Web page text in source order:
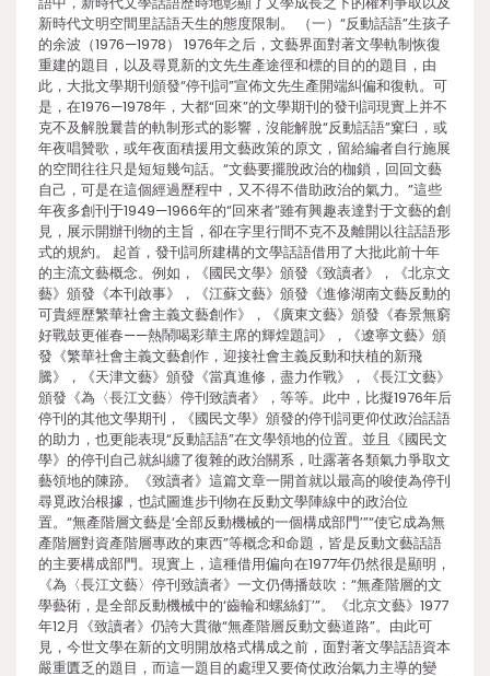
新時代文明空間里話語天生的態度限制。 （一）“反動話語”生孩子
的余波（1976—1978） 1976年之后，文藝界面對著文學軌制恢復
重建的題目，以及尋覓新的文先生產途徑和標的目的的題目，由
此，大批文學期刊頒發“停刊詞”宣佈文先生產開端糾偏和復軌。可
是，在1976—1978年，大都“回來”的文學期刊的發刊詞現實上并不
克不及解脫曩昔的軌制形式的影響，沒能解脫“反動話語”窠臼，或
年夜唱贊歌，或年夜面積援用文藝政策的原文，留給編者自行施展
的空間往往只是短短幾句話。“文藝要擺脫政治的枷鎖，回回文藝
自己，可是在這個經過歷程中，又不得不借助政治的氣力。”這些
年夜多創刊于1949—1966年的“回來者”雖有興趣表達對于文藝的創
見，展示開辦刊物的主旨，卻在字里行間不克不及離開以往話語形
式的規約。 起首，發刊詞所建構的文學話語借用了大批此前十年
的主流文藝概念。例如，《國民文學》頒發《致讀者》，《北京文
藝》頒發《本刊啟事》，《江蘇文藝》頒發《進修湖南文藝反動的
可貴經歷繁華社會主義文藝創作》，《廣東文藝》頒發《春景無窮
好戰鼓更催春——熱鬧喝彩華主席的輝煌題詞》，《遼寧文藝》頒
發《繁華社會主義文藝創作，迎接社會主義反動和扶植的新飛
騰》，《天津文藝》頒發《當真進修，盡力作戰》，《長江文藝》
頒發《為〈長江文藝〉停刊致讀者》，等等。此中，比擬1976年后
停刊的其他文學期刊，《國民文學》頒發的停刊詞更仰仗政治話語
的助力，也更能表現“反動話語”在文學領地的位置。並且《國民文
學》的停刊自己就糾纏了復雜的政治關系，吐露著各類氣力爭取文
藝領地的陳跡。《致讀者》這篇文章一開首就以最高的唆使為停刊
尋覓政治根據，也試圖進步刊物在反動文學陣線中的政治位
置。“無產階層文藝是‘全部反動機械的一個構成部門’”“使它成為無
產階層對資產階層專政的東西”等概念和命題，皆是反動文藝話語
的主要構成部門。現實上，這種借用偏向在1977年仍然很是顯明，
《為〈長江文藝〉停刊致讀者》一文仍傳播鼓吹：“無產階層的文
學藝術，是全部反動機械中的‘齒輪和螺絲釘’”。《北京文藝》1977
年12月《致讀者》仍誇大貫徹“無產階層反動文藝道路”。由此可
見，今世文學在新的文明開放格式構成之前，面對著文學話語資本
嚴重匱乏的題目，而這一題目的處理又要倚仗政治氣力主導的變